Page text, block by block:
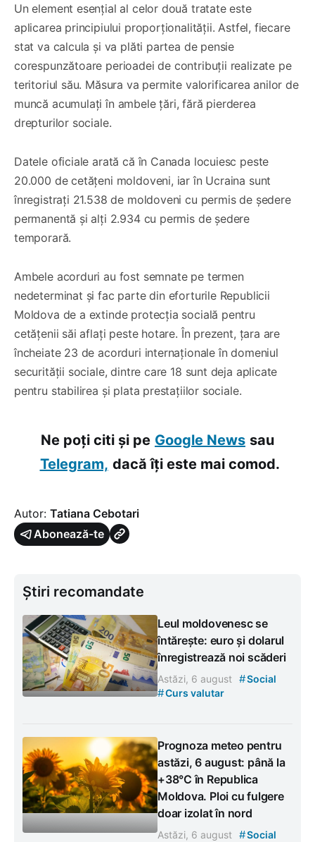
Un element esențial al celor două tratate este
aplicarea principiului proporționalității. Astfel, fiecare
stat va calcula și va plăti partea de pensie
corespunzătoare perioadei de contribuții realizate pe
teritoriul său. Măsura va permite valorificarea anilor de
muncă acumulați în ambele țări, fără pierderea
drepturilor sociale.
Datele oficiale arată că în Canada locuiesc peste
20.000 de cetățeni moldoveni, iar în Ucraina sunt
înregistrați 21.538 de moldoveni cu permis de ședere
permanentă și alți 2.934 cu permis de ședere
temporară.
Ambele acorduri au fost semnate pe termen
nedeterminat și fac parte din eforturile Republicii
Moldova de a extinde protecția socială pentru
cetățenii săi aflați peste hotare. În prezent, țara are
încheiate 23 de acorduri internaționale în domeniul
securității sociale, dintre care 18 sunt deja aplicate
pentru stabilirea și plata prestațiilor sociale.
Ne poți citi și pe Google News sau
Telegram, dacă îți este mai comod.
Autor: Tatiana Cebotari
Abonează-te
Știri recomandate
Leul moldovenesc se
întărește: euro și dolarul
înregistrează noi scăderi
Astăzi, 6 august #Social
#Curs valutar
Prognoza meteo pentru
astăzi, 6 august: până la
+38°C în Republica
Moldova. Ploi cu fulgere
doar izolat în nord
Astăzi, 6 august #Social